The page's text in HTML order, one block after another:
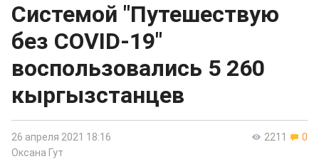
Системой "Путешествую
без COVID-19"
воспользовались 5 260
кыргызстанцев
2211 0
26 апреля 2021 18:16
Оксана Гут